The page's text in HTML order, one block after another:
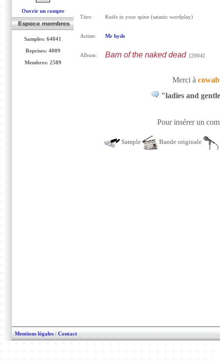
Ouvrir un compte
Samples: 64841
Reprises: 4009
Membres: 2589
Titre: Knife in your spine (satanic wordplay)
Artiste: Mr hyde
Album: Barn of the naked dead[2004]
Merci à
"ladies and
Pour insérer un
Sample Bande originale
Mentions légales / Contact